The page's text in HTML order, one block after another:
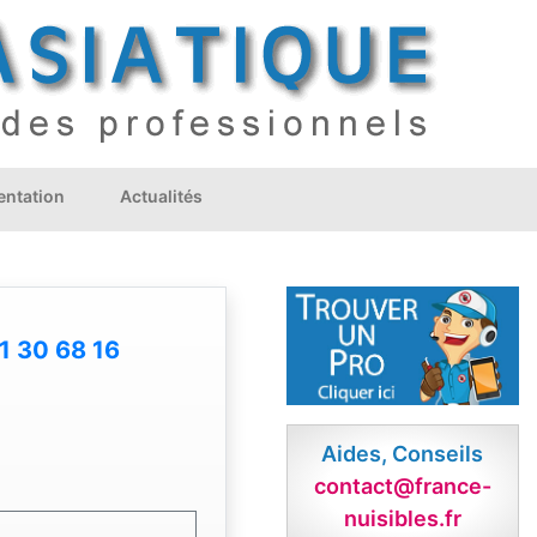
Actualités
30 68 16
Aides, Conseils
contact@france-
nuisibles.fr